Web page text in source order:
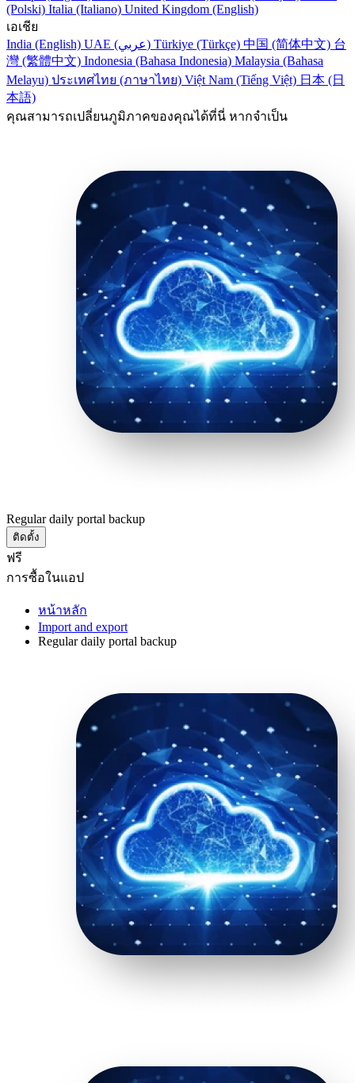
(Polski) Italia (Italiano) United Kingdom (English)
เอเชีย
India (English)
UAE (عربي) Türkiye (Türkçe) 中国 (简体中文) 台
灣 (繁體中文) Indonesia (Bahasa Indonesia) Malaysia (Bahasa
Melayu) ประเทศไทย (ภาษาไทย) Việt Nam (Tiếng Việt) 日本 (日
本語)
คุณสามารถเปลี่ยนภูมิภาคของคุณได้ที่นี่ หากจำเป็น
Regular daily portal backup
ติดตั้ง
ฟรี
การซื้อในแอป
หน้าหลัก
Import and export
Regular daily portal backup